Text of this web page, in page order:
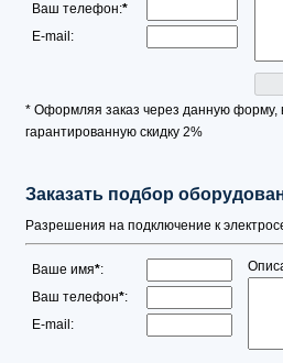
Ваш телефон:*
E-mail:
* Оформляя заказ через данную форму,
гарантированную скидку 2%
Заказать подбор
Разрешения на подключение к
Ваше имя*:
Ваш телефон*:
E-mail: